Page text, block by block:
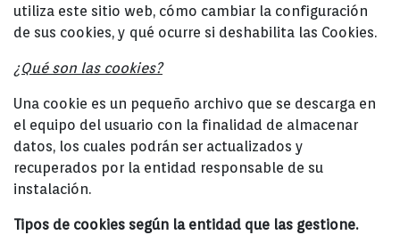
utiliza este sitio web, cómo cambiar la configuración
de sus cookies, y qué ocurre si deshabilita las Cookies.
¿Qué son las cookies?
Una cookie es un pequeño archivo que se descarga en
el equipo del usuario con la finalidad de almacenar
datos, los cuales podrán ser actualizados y
recuperados por la entidad responsable de su
instalación.
Tipos de cookies según la entidad que las gestione.